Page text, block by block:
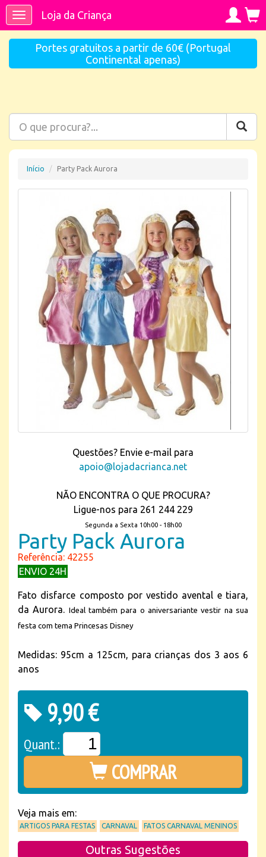
ToggleLoja da Criança
Portes gratuitos a partir de 60€ (Portugal
Continental apenas)
Início Party Pack Aurora
Questões? Envie e-mail para
apoio@lojadacrianca.net
NÃO ENCONTRA O QUE PROCURA?
Ligue-nos para 261 244 229
Segunda a Sexta 10h00 - 18h00
Party Pack Aurora
Referência: 42255
ENVIO 24H
Fato disfarce composto por vestido avental e tiara,
da Aurora. Ideal também para o aniversariante vestir na sua
festa com tema Princesas Disney
Medidas: 95cm a 125cm, para crianças dos 3 aos 6
anos
9,90 €
Quant.:
COMPRAR
Veja mais em:
ARTIGOS PARA FESTAS CARNAVAL FATOS CARNAVAL MENINOS
Outras Sugestões